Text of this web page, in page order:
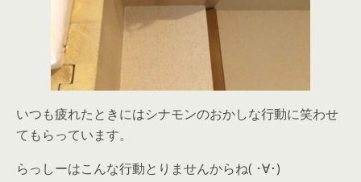
いつも疲れたときにはシナモンのおかしな行動に笑わせ
てもらっています。
らっしーはこんな行動とりませんからね( ･∀･)